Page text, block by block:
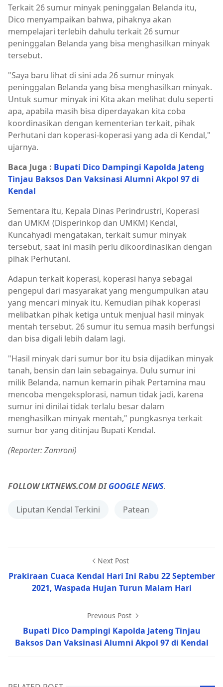
Terkait 26 sumur minyak peninggalan Belanda itu,
Dico menyampaikan bahwa, pihaknya akan
mempelajari terlebih dahulu terkait 26 sumur
peninggalan Belanda yang bisa menghasilkan minyak
tersebut.
"Saya baru lihat di sini ada 26 sumur minyak
peninggalan Belanda yang bisa menghasilkan minyak.
Untuk sumur minyak ini Kita akan melihat dulu seperti
apa, apabila masih bisa diperdayakan kita coba
koordinasikan dengan kementerian terkait, pihak
Perhutani dan koperasi-koperasi yang ada di Kendal,"
ujarnya.
Baca Juga : Bupati Dico Dampingi Kapolda Jateng
Tinjau Baksos Dan Vaksinasi Alumni Akpol 97 di
Kendal
Sementara itu, Kepala Dinas Perindrustri, Koperasi
dan UMKM (Disperinkop dan UMKM) Kendal,
Kuncahyadi mengatakan, terkait sumur minyak
tersebut, saat ini masih perlu dikoordinasikan dengan
pihak Perhutani.
Adapun terkait koperasi, koperasi hanya sebagai
pengepul dari masyarakat yang mengumpulkan atau
yang mencari minyak itu. Kemudian pihak koperasi
melibatkan pihak ketiga untuk menjual hasil minyak
mentah tersebut. 26 sumur itu semua masih berfungsi
dan bisa digali lebih dalam lagi.
"Hasil minyak dari sumur bor itu bsia dijadikan minyak
tanah, bensin dan lain sebagainya. Dulu sumur ini
milik Belanda, namun kemarin pihak Pertamina mau
mencoba mengeksplorasi, namun tidak jadi, karena
sumur ini dinilai tidak terlalu besar dalam
menghasilkan minyak mentah," pungkasnya terkait
sumur bor yang ditinjau Bupati Kendal.
(Reporter: Zamroni)
FOLLOW LKTNEWS.COM DIGOOGLE NEWS.
Liputan Kendal Terkini Patean
Next Post
Prakiraan Cuaca Kendal Hari Ini Rabu 22 September
2021, Waspada Hujan Turun Malam Hari
Previous Post
Bupati Dico Dampingi Kapolda Jateng Tinjau
Baksos Dan Vaksinasi Alumni Akpol 97 di Kendal